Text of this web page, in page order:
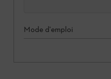
Mode d'emploi